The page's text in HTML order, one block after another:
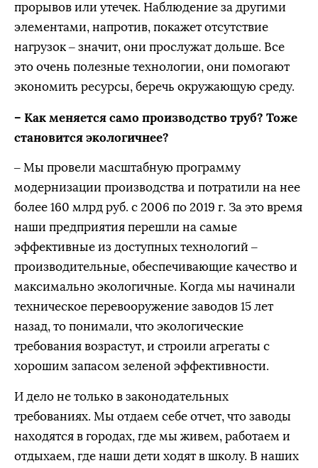
прорывов или утечек. Наблюдение за другими
элементами, напротив, покажет отсутствие
нагрузок – значит, они прослужат дольше. Все
это очень полезные технологии, они помогают
экономить ресурсы, беречь окружающую среду.
– Как меняется само производство труб? Тоже
становится экологичнее?
– Мы провели масштабную программу
модернизации производства и потратили на нее
более 160 млрд руб. с 2006 по 2019 г. За это время
наши предприятия перешли на самые
эффективные из доступных технологий –
производительные, обеспечивающие качество и
максимально экологичные. Когда мы начинали
техническое перевооружение заводов 15 лет
назад, то понимали, что экологические
требования возрастут, и строили агрегаты с
хорошим запасом зеленой эффективности.
И дело не только в законодательных
требованиях. Мы отдаем себе отчет, что заводы
находятся в городах, где мы живем, работаем и
отдыхаем, где наши дети ходят в школу. В наших